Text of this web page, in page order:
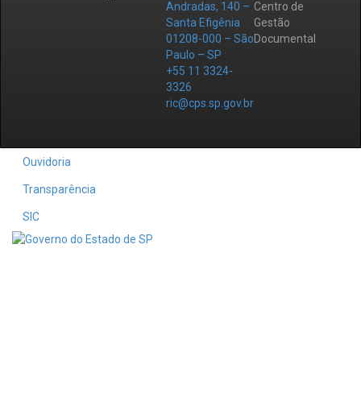
Andradas, 140 –
Santa Efigênia
01208-000 – São
Paulo – SP
+55 11 3324-
3326
ric@cps.sp.gov.br
Centro de
Gestão
Documental
Ouvidoria
Transparência
SIC